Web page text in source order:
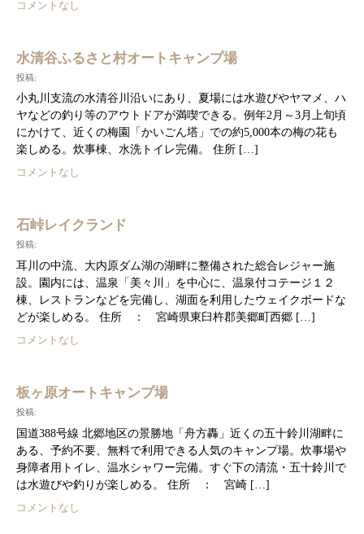
コメントなし
水清谷ふるさと村オートキャンプ場
投稿:
小丸川支流の水清谷川沿いにあり、夏場には水遊びやヤマメ、ハ
ヤなどの釣り等のアウトドアが満喫できる。例年2月～3月上旬頃
にかけて、近くの梅園「かいごん塔」での約5,000本の梅の花も
楽しめる。炊事棟、水洗トイレ完備。 住所 […]
コメントなし
石峠レイクランド
投稿:
耳川の中流、大内原ダム湖の湖畔に整備された総合レジャー施
設。園内には、温泉「美々川」を中心に、温泉付コテージ１２
棟、レストランなどを完備し、湖面を利用したウェイクボードな
どが楽しめる。 住所 ： 宮崎県東臼杵郡美郷町西郷 […]
コメントなし
板ヶ原オートキャンプ場
投稿:
国道388号線 北郷地区の景勝地「舟方轟」近くの五十鈴川湖畔に
ある、予約不要、無料で利用できる人気のキャンプ場。炊事場や
身障者用トイレ、温水シャワー完備。すぐ下の清流・五十鈴川で
は水遊びや釣りが楽しめる。 住所 ： 宮崎 […]
コメントなし